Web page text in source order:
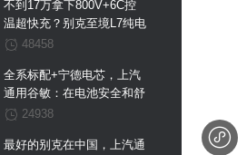
不到17万拿下800V+6C控
温超快充？别克至境L7纯电
这波国补预售权益价直接杀
48458
全系标配+宁德电芯，上汽
通用谷敏：在电池安全和舒
适上我们不搞区别
24938
最好的别克在中国，上汽通